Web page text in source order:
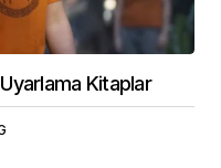
Kitaplar